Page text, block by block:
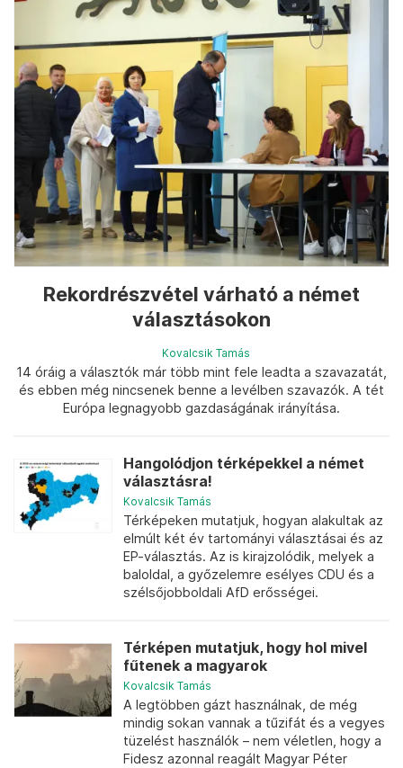
Rekordrészvétel várható a német
választásokon
Kovalcsik Tamás
14 óráig a választók már több mint fele leadta a szavazatát,
és ebben még nincsenek benne a levélben szavazók. A tét
Európa legnagyobb gazdaságának irányítása.
Hangolódjon térképekkel a német
választásra!
Kovalcsik Tamás
Térképeken mutatjuk, hogyan alakultak az
elmúlt két év tartományi választásai és az
EP-választás. Az is kirajzolódik, melyek a
baloldal, a győzelemre esélyes CDU és a
szélsőjobboldali AfD erősségei.
Térképen mutatjuk, hogy hol mivel
fűtenek a magyarok
Kovalcsik Tamás
A legtöbben gázt használnak, de még
mindig sokan vannak a tűzifát és a vegyes
tüzelést használók – nem véletlen, hogy a
Fidesz azonnal reagált Magyar Péter